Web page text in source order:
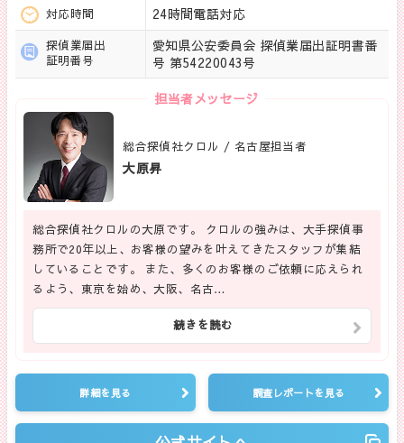
対応時間 24時間電話対応
探偵業届出
証明番号
愛知県公安委員会 探偵業届出証明書番
号 第54220043号
担当者メッセージ
総合探偵社クロル / 名古屋担当者
大原昇
総合探偵社クロルの大原です。 クロルの強みは、大手探偵事
務所で20年以上、お客様の望みを叶えてきたスタッフが集結
していることです。 また、多くのお客様のご依頼に応えられ
るよう、東京を始め、大阪、名古…
続きを読む
詳細を見る 調査レポートを見る